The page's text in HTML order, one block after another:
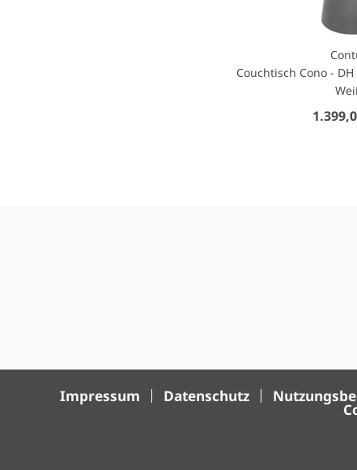
Couchtisch Cono -
Impressum Datenschutz